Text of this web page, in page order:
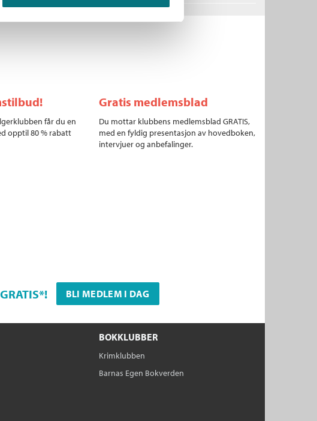
får du en
opptil 80 % rabatt
Gratis medlemsblad
Du mottar klubbens medlemsblad GRATIS,
med en fyldig presentasjon av hovedboken,
intervjuer og anbefalinger.
*! BLI MEDLEM I DAG
BOKKLUBBER
Krimklubben
Barnas Egen Bokverden